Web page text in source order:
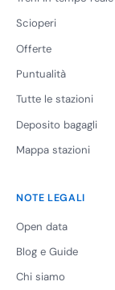
Scioperi
Offerte
Puntualità
Tutte le stazioni
Deposito bagagli
Mappa stazioni
NOTE LEGALI
Open data
Blog e Guide
Chi siamo